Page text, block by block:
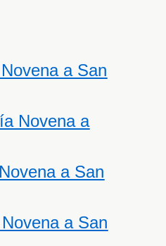
a San
Novena a
a San
a San